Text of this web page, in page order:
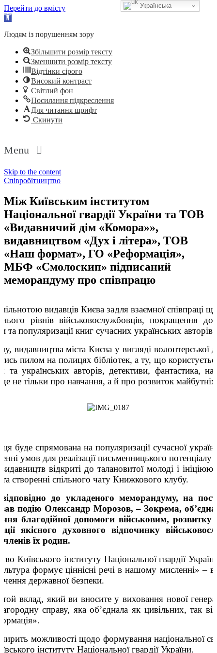
Перейти до вмісту
Відкрити
інструментів
Людям із порушенням зору
Збільшити розмір тексту
Зменшити розмір тексту
Відтінки сірого
Високий контраст
Світлий фон
Посилання підкреслення
Для читання шрифт
Скинути
Menu
Skip to the content
Співробітництво
Між Київським інститутом
Національної гвардії України та ТОВ
«Видавничий дім «Комора»»,
видавництвом «Дух і літера», ТОВ
«Наш формат», ГО «Реформація»,
МБФ «Смолоскип» підписаний
меморандуму про співпрацю
видавців Києва задля взаємної співпраці
рівнів військовослужбовців, покращення
популяризації книг сучасних українських авторів
видавництва міста Києва у вигляді волонтерської
пилом на полицях бібліотек, а ту, що
та українських авторів, детективи, фантастика,
не тільки про навчання, а й про розвиток майбутніх
буде спрямована на популяризації сучасної
умов для реалізації письменницького
відкриті до талановитої молоді і
створенні спільного чату Книжкового клубу.
до укладеного меморандуму, на
подію Олександр Морозов, – Зокрема,
благодійної допомоги військовим, розвитку
якісного духовного відпочинку
їх родин.
Київського інституту Національної гвардії
формує ціннісні речі в нашому мисленні» –
державної безпеки.
вклад, який ви вносите у виховання нової
справу, яка об’єднала як цивільних, так
можливості щодо формування національної
інституту Національної гвардії України.
Українська